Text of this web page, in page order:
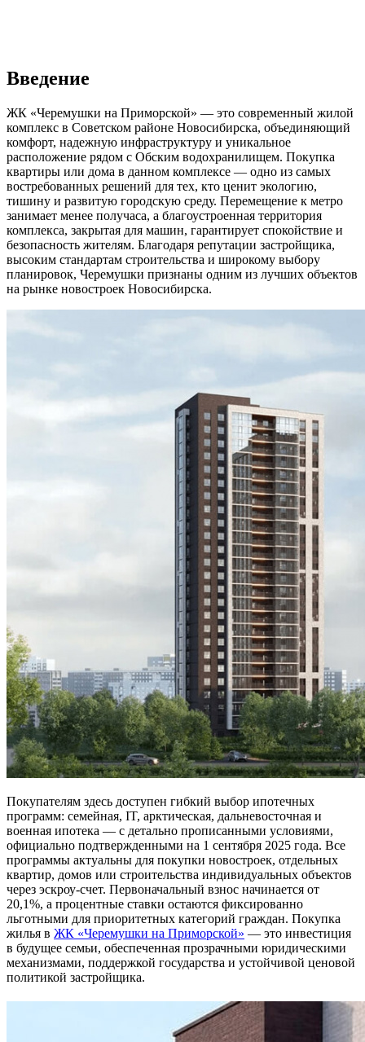
Введение
ЖК «Черемушки на Приморской» — это современный жилой
комплекс в Советском районе Новосибирска, объединяющий
комфорт, надежную инфраструктуру и уникальное
расположение рядом с Обским водохранилищем. Покупка
квартиры или дома в данном комплексе — одно из самых
востребованных решений для тех, кто ценит экологию,
тишину и развитую городскую среду. Перемещение к метро
занимает менее получаса, а благоустроенная территория
комплекса, закрытая для машин, гарантирует спокойствие и
безопасность жителям. Благодаря репутации застройщика,
высоким стандартам строительства и широкому выбору
планировок, Черемушки признаны одним из лучших объектов
на рынке новостроек Новосибирска.
Покупателям здесь доступен гибкий выбор ипотечных
программ: семейная, IT, арктическая, дальневосточная и
военная ипотека — с детально прописанными условиями,
официально подтвержденными на 1 сентября 2025 года. Все
программы актуальны для покупки новостроек, отдельных
квартир, домов или строительства индивидуальных объектов
через эскроу-счет. Первоначальный взнос начинается от
20,1%, а процентные ставки остаются фиксированно
льготными для приоритетных категорий граждан. Покупка
жилья в ЖК «Черемушки на Приморской» — это инвестиция
в будущее семьи, обеспеченная прозрачными юридическими
механизмами, поддержкой государства и устойчивой ценовой
политикой застройщика.